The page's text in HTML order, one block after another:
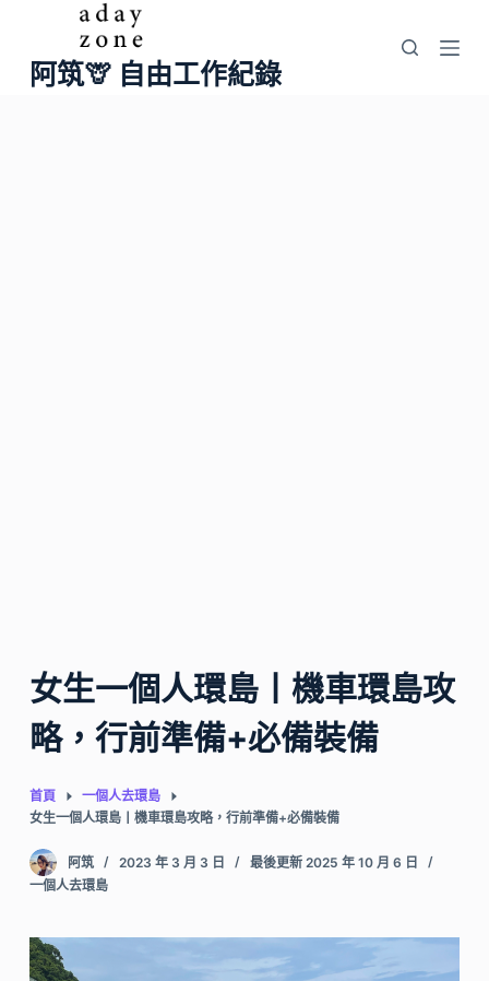
主阿筑🦒 自由工作紀錄
女生一個人環島丨機車環島攻
略，行前準備+必備裝備
首頁
一個人去環島
女生一個人環島丨機車環島攻略，行前準備+必備裝備
阿筑 2023 年 3 月 3 日
最後更新 2025 年 10 月 6 日
一個人去環島